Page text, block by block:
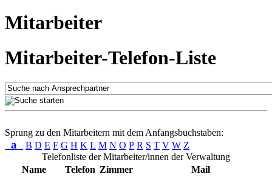
Mitarbeiter
Mitarbeiter-Telefon-Liste
Sprung zu den Mitarbeitern mit dem Anfangsbuchstaben:
a B D E F G H K L M N O P R S T V W Z
Telefonliste der Mitarbeiter/innen der Verwaltung
Name
Telefon Zimmer
Mail